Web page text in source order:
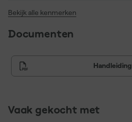
Bekijk alle kenmerken
Documenten
Handleiding
Vaak gekocht met